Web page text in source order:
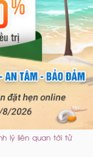
lý liên quan tới tử